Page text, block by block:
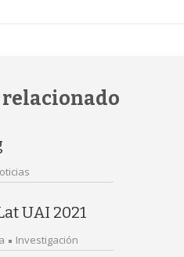
UAI 2021
Investigación